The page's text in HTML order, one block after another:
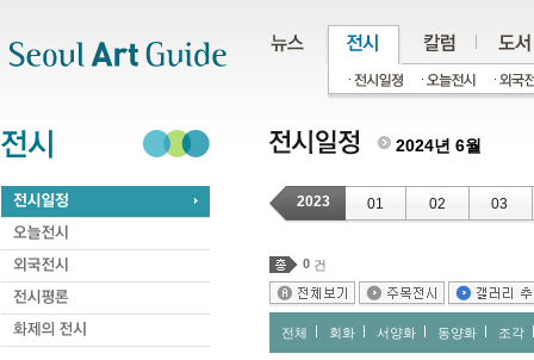
2024년 6월
2023 01 02 03
0 건
전체 회화 서양화 동양화 조각